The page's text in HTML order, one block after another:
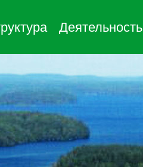
Деятельность